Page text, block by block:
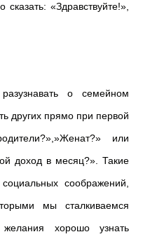
«Здравствуйте!»,
о семейном
других прямо при первой
или
доход в месяц?». Такие
соображений,
мы сталкиваемся
хорошо узнать